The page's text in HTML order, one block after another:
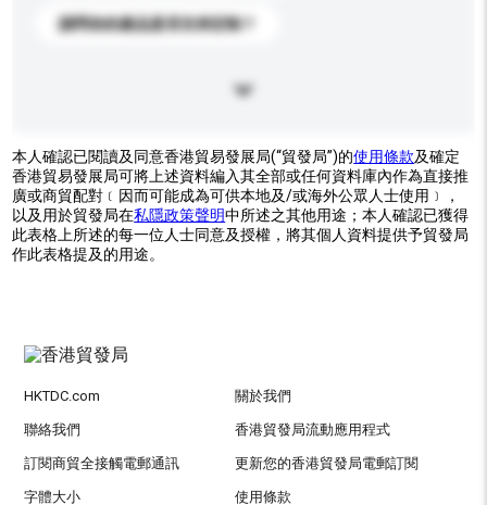
請問你的產品是否支持定制？
本人確認已閱讀及同意香港貿易發展局(“貿發局”)的使用條款及確定
香港貿易發展局可將上述資料編入其全部或任何資料庫內作為直接推
廣或商貿配對﹝因而可能成為可供本地及/或海外公眾人士使用﹞，
以及用於貿發局在私隱政策聲明中所述之其他用途；本人確認已獲得
此表格上所述的每一位人士同意及授權，將其個人資料提供予貿發局
作此表格提及的用途。
HKTDC.com 關於我們
聯絡我們 香港貿發局流動應用程式
訂閱商貿全接觸電郵通訊 更新您的香港貿發局電郵訂閱
字體大小 使用條款